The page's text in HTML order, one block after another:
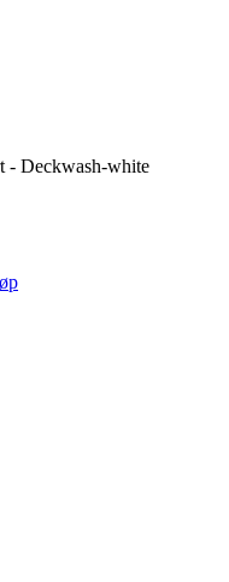
- Deckwash-white